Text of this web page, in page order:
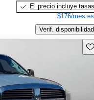
El precio incluye tasas
$176/mes
Verif. disponibilidad